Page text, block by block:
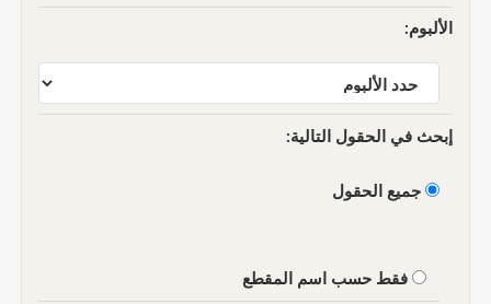
الألبوم:
إبحث في الحقول التالية:
جميع الحقول
فقط حسب اسم المقطع